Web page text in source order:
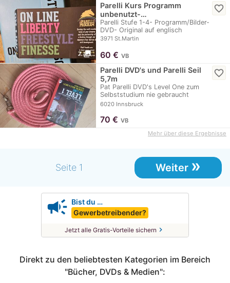
7 photo_library
Parelli Kurs Programm
unbenutzt-…
Parelli Stufe 1-4- Programm/Bilder-
DVD- Original auf englisch
3971 St.Martin
favorite_border
60 € VB
Parelli DVD's und Parelli Seil
5,7m
Pat Parelli DVD's Level One zum
Selbststudium nie gebraucht
(Neupreis:95eur). Parelli…
6020 Innsbruck
favorite_border
70 € VB
Mehr über diese Ergebnisse
Seite 1 Weiter »
campaign Bist du …
Gewerbetreibender?
Jetzt alle Gratis-Vorteile sichern chevron_right
Direkt zu den beliebtesten Kategorien im Bereich
"Bücher, DVDs & Medien":